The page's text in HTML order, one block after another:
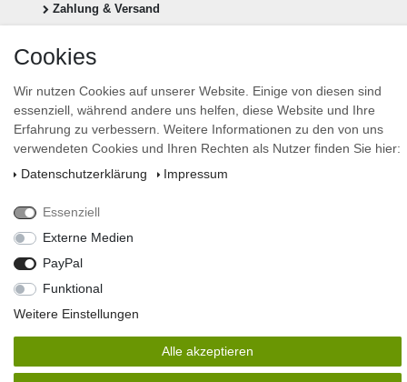
Zahlung & Versand
E-MAIL **
Newsletter
Honig
kann ich jederzeit widerrufen.**
Cookies
Wir nutzen Cookies auf unserer Website. Einige von diesen sind
essenziell, während andere uns helfen, diese Website und Ihre
Erfahrung zu verbessern. Weitere Informationen zu den von uns
verwendeten Cookies und Ihren Rechten als Nutzer finden Sie hier:
Daten­schutz­erklärung
Impressum
Essenziell
Externe Medien
PayPal
Funktional
Weitere Einstellungen
Alle akzeptieren